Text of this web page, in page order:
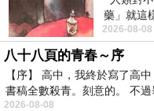
藥」就這
停止衰老
2026-08-08
八十八頁的青春～序
【序】 高中，我終於寫了高
書稿全數殺青。刻意的。 不
2026-08-08